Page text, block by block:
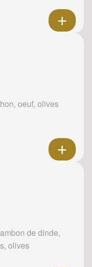
oeuf, olives
de dinde,
olives